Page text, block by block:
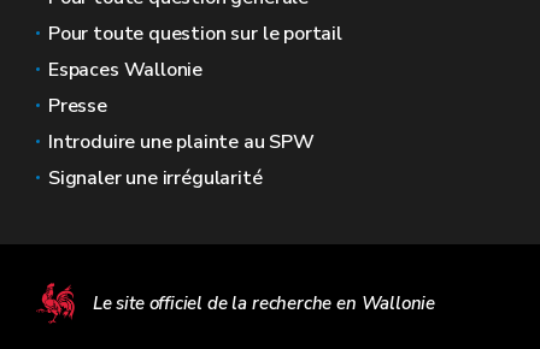
Pour toute question sur le portail
Espaces Wallonie
Presse
Introduire une plainte au SPW
Signaler une irrégularité
Le site officiel de la recherche en Wallonie